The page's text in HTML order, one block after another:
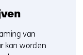
van
kan worden